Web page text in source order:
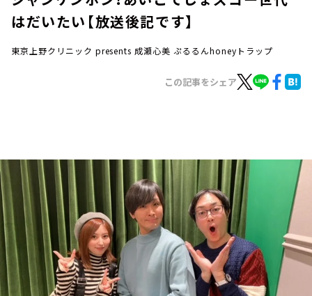
お知らせ
イベント・グッズ
YouTube
会社情報
はだいたい【放送後記です】
東京上野クリニック presents 成瀬心美 ぷるるんhoneyトラップ
この記事をシェア